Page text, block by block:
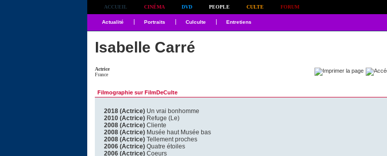
ACCUEIL CINÉMA DVD PEOPLE CULTE FORUM
Actualité Portraits Culculte Entretiens
Isabelle Carré
Actrice
France
Filmographie sur FilmDeCulte
2018 (Actrice) Un vrai bonhomme
2010 (Actrice) Refuge (Le)
2008 (Actrice) Cliente
2008 (Actrice) Musée haut Musée bas
2008 (Actrice) Tellement proches
2006 (Actrice) Quatre étoiles
2006 (Actrice) Coeurs